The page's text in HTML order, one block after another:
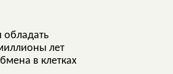
обладать
лет
в клетках